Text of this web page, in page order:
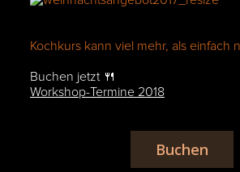
Kochkurs kann viel mehr, als einfach
Buchen jetzt 🍴
Workshop-Termine 2018
Buchen